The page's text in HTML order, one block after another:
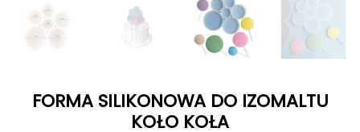
FORMA SILIKONOWA DO IZOMALTU
KOŁO KOŁA